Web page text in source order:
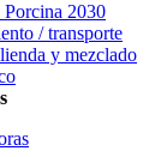
2030
/ transporte
y mezclado